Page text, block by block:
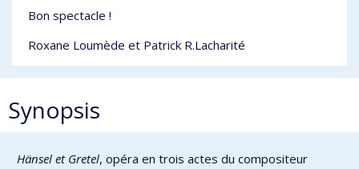
Bon spectacle !
Roxane Loumède et Patrick R.Lacharité
Synopsis
Hänsel et Gretel, opéra en trois actes du compositeur